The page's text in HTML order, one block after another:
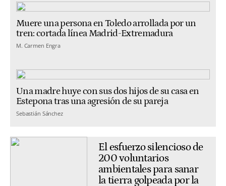
Muere una persona en Toledo arrollada por un
tren: cortada línea Madrid-Extremadura
M. Carmen Engra
Una madre huye con sus dos hijos de su casa en
Estepona tras una agresión de su pareja
Sebastián Sánchez
El esfuerzo silencioso de
200 voluntarios
ambientales para sanar
la tierra golpeada por la